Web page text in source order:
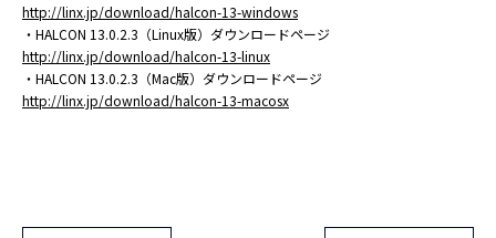
http://linx.jp/download/halcon-13-windows
・HALCON 13.0.2.3（Linux版）ダウンロードページ
http://linx.jp/download/halcon-13-linux
・HALCON 13.0.2.3（Mac版）ダウンロードページ
http://linx.jp/download/halcon-13-macosx